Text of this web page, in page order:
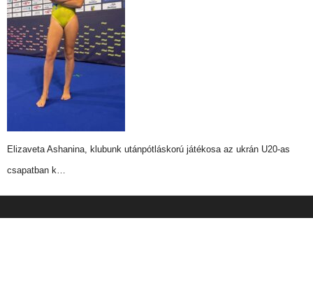
Elizaveta Ashanina, klubunk utánpótláskorú játékosa az ukrán U20-as
csapatban k…